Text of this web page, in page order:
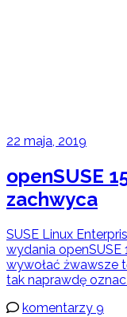
22 maja, 2019
openSUSE
zachwyca
SUSE Linux
wydania openSUSE
wywołać żwawsze
tak naprawdę
komentarzy 9